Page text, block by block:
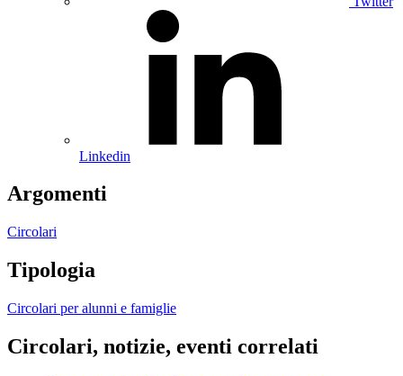
Linkedin
Argomenti
Circolari
Tipologia
Circolari per alunni e famiglie
Circolari, notizie, eventi correlati